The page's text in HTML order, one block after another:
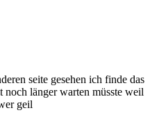
seite gesehen ich finde das
länger warten müsste weil
geil